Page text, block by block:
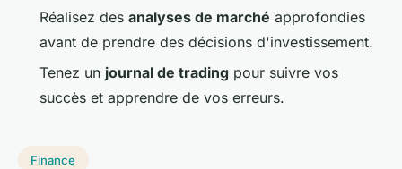
Réalisez des analyses de marché approfondies
avant de prendre des décisions d'investissement.
Tenez un journal de trading pour suivre vos
succès et apprendre de vos erreurs.
Finance